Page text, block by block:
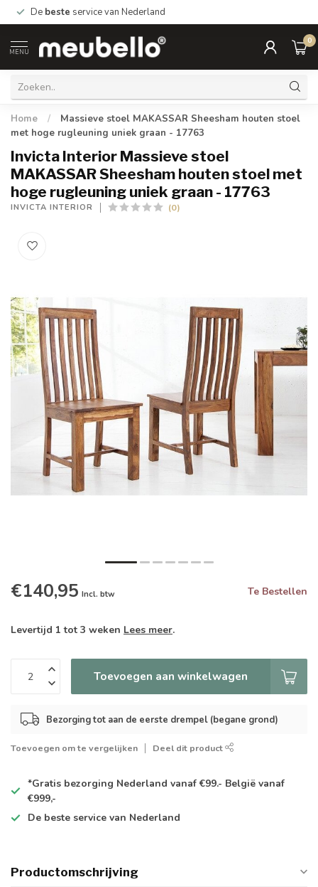
De beste service van Nederland
MENU
0
Home /
Massieve stoel MAKASSAR Sheesham houten stoel
met hoge rugleuning uniek graan - 17763
Invicta Interior Massieve stoel
MAKASSAR Sheesham houten stoel met
hoge rugleuning uniek graan - 17763
INVICTA INTERIOR (0)
€140,95 Incl. btw Te Bestellen
Levertijd 1 tot 3 weken Lees meer.
Toevoegen aan winkelwagen
Bezorging tot aan de eerste drempel (begane grond)
Toevoegen om te vergelijken Deel dit product
*Gratis bezorging Nederland vanaf €99.- België vanaf
€999,-
De beste service van Nederland
Productomschrijving